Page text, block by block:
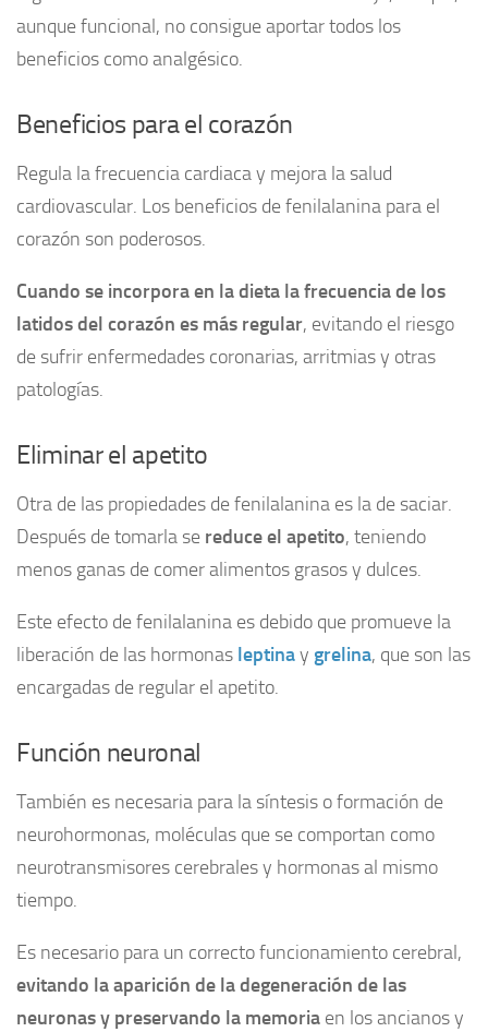
aunque funcional, no consigue aportar todos los
beneficios como analgésico.
Beneficios para el corazón
Regula la frecuencia cardiaca y mejora la salud
cardiovascular. Los beneficios de fenilalanina para el
corazón son poderosos.
Cuando se incorpora en la dieta la frecuencia de los
latidos del corazón es más regular, evitando el riesgo
de sufrir enfermedades coronarias, arritmias y otras
patologías.
Eliminar el apetito
Otra de las propiedades de fenilalanina es la de saciar.
Después de tomarla se reduce el apetito, teniendo
menos ganas de comer alimentos grasos y dulces.
Este efecto de fenilalanina es debido que promueve la
liberación de las hormonas leptinay grelina, que son las
encargadas de regular el apetito.
Función neuronal
También es necesaria para la síntesis o formación de
neurohormonas, moléculas que se comportan como
neurotransmisores cerebrales y hormonas al mismo
tiempo.
Es necesario para un correcto funcionamiento cerebral,
evitando la aparición de la degeneración de las
neuronas y preservando la memoria en los ancianos y